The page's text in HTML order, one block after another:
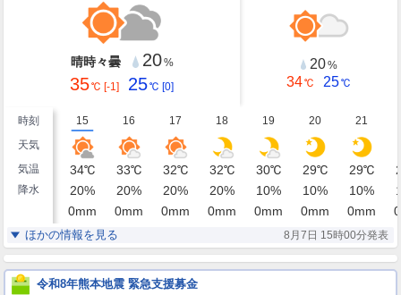
晴時々曇 20%
35℃ [-1] 25℃ [0]
20%
34℃ 25℃
時刻 15 16 17 18 19 20
21
天気
気温
34℃ 33℃ 32℃ 32℃ 30℃ 29℃ 29℃
降水 20% 20% 20% 20% 10% 10% 10%
0mm 0mm 0mm 0mm 0mm 0mm 0mm 0
湿度 59 % 74 % 77%
風
東南東
3m/s
南東
4m/s
南東
4m/s
南東
3m/s
南東
2m/s
東南東
2m/s
南東
2m/s
ほかの情報を見る 8月7日 15時00分発表
令和8年熊本地震 緊急支援募金